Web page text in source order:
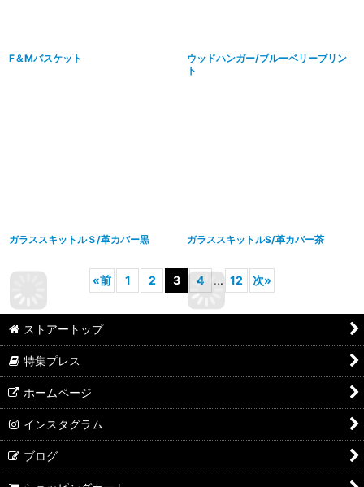
F＆Mバスケット
ウッドハンガー/ブルーベリープリン
ト
ガラススキットルＳ/革カバー黒 ガラススキットルS/革カバー茶
«前 1 2 3 4 ... 12 次»
ストアートップ
特集プレス
ホームページ
インスタグラム
ブログ